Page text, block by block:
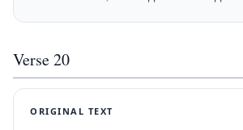
Verse20
ORIGINAL TEXT